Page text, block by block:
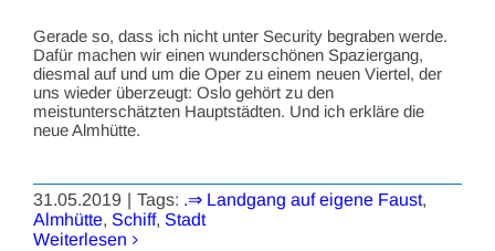
Gerade so, dass ich nicht unter Security begraben werde.
Dafür machen wir einen wunderschönen Spaziergang,
diesmal auf und um die Oper zu einem neuen Viertel, der
uns wieder überzeugt: Oslo gehört zu den
meistunterschätzten Hauptstädten. Und ich erkläre die
neue Almhütte.
31.05.2019 | Tags: .⇒ Landgang auf eigene Faust,
Almhütte, Schiff, Stadt
Weiterlesen